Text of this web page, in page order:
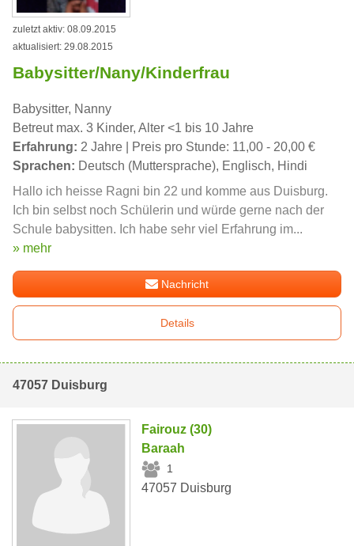
zuletzt aktiv: 08.09.2015
aktualisiert: 29.08.2015
Babysitter/Nany/Kinderfrau
Babysitter, Nanny
Betreut max. 3 Kinder, Alter <1 bis 10 Jahre
Erfahrung: 2 Jahre | Preis pro Stunde: 11,00 - 20,00 €
Sprachen: Deutsch (Muttersprache), Englisch, Hindi
Hallo ich heisse Ragni bin 22 und komme aus Duisburg.
Ich bin selbst noch Schülerin und würde gerne nach der
Schule babysitten. Ich habe sehr viel Erfahrung im...
» mehr
Nachricht
Details
47057 Duisburg
Fairouz (30)
Baraah
1
47057 Duisburg